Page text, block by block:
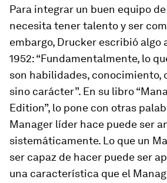
Para integrar un buen equipo
necesita tener talento y ser
embargo, Drucker escribió algo
1952: “Fundamentalmente, lo
son habilidades, conocimiento,
sino carácter”. En su libro
Edition”, lo pone con otras
Manager líder hace puede ser
sistemáticamente. Lo que un
ser capaz de hacer puede ser
una característica que el